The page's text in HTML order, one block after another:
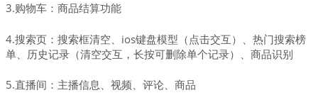
3.购物车：商品结算功能
4.搜索页：搜索框清空、ios键盘模型（点击交互）、热门搜索榜
单、历史记录（清空交互，长按可删除单个记录）、商品识别
5.直播间：主播信息、视频、评论、商品